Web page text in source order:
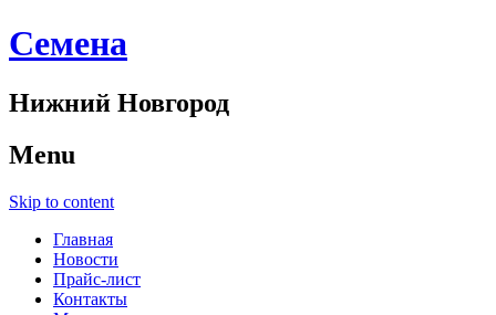
Cемена
Нижний Новгород
Menu
Skip to content
Главная
Новости
Прайс-лист
Контакты